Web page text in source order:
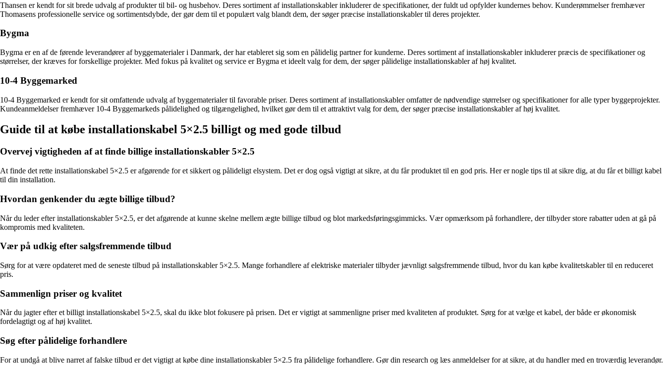
Thansen er kendt for sit brede udvalg af produkter til bil- og husbehov. Deres sortiment af installationskabler inkluderer de specifikationer, der fuldt ud opfylder kundernes behov. Kunderømmelser fremhæver
Thomasens professionelle service og sortimentsdybde, der gør dem til et populært valg blandt dem, der søger præcise installationskabler til deres projekter.
Bygma
Bygma er en af de førende leverandører af byggematerialer i Danmark, der har etableret sig som en pålidelig partner for kunderne. Deres sortiment af installationskabler inkluderer præcis de specifikationer og
størrelser, der kræves for forskellige projekter. Med fokus på kvalitet og service er Bygma et ideelt valg for dem, der søger pålidelige installationskabler af høj kvalitet.
10-4 Byggemarked
10-4 Byggemarked er kendt for sit omfattende udvalg af byggematerialer til favorable priser. Deres sortiment af installationskabler omfatter de nødvendige størrelser og specifikationer for alle typer byggeprojekter.
Kundeanmeldelser fremhæver 10-4 Byggemarkeds pålidelighed og tilgængelighed, hvilket gør dem til et attraktivt valg for dem, der søger præcise installationskabler af høj kvalitet.
Guide til at købe installationskabel 5×2.5 billigt og med gode tilbud
Overvej vigtigheden af at finde billige installationskabler 5×2.5
At finde det rette installationskabel 5×2.5 er afgørende for et sikkert og pålideligt elsystem. Det er dog også vigtigt at sikre, at du får produktet til en god pris. Her er nogle tips til at sikre dig, at du får et billigt kabel
til din installation.
Hvordan genkender du ægte billige tilbud?
Når du leder efter installationskabler 5×2.5, er det afgørende at kunne skelne mellem ægte billige tilbud og blot markedsføringsgimmicks. Vær opmærksom på forhandlere, der tilbyder store rabatter uden at gå på
kompromis med kvaliteten.
Vær på udkig efter salgsfremmende tilbud
Sørg for at være opdateret med de seneste tilbud på installationskabler 5×2.5. Mange forhandlere af elektriske materialer tilbyder jævnligt salgsfremmende tilbud, hvor du kan købe kvalitetskabler til en reduceret
pris.
Sammenlign priser og kvalitet
Når du jagter efter et billigt installationskabel 5×2.5, skal du ikke blot fokusere på prisen. Det er vigtigt at sammenligne priser med kvaliteten af produktet. Sørg for at vælge et kabel, der både er økonomisk
fordelagtigt og af høj kvalitet.
Søg efter pålidelige forhandlere
For at undgå at blive narret af falske tilbud er det vigtigt at købe dine installationskabler 5×2.5 fra pålidelige forhandlere. Gør din research og læs anmeldelser for at sikre, at du handler med en troværdig leverandør.